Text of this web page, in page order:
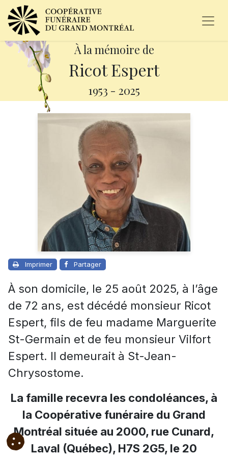
À la mémoire de
Ricot Espert
1953 - 2025
Imprimer Partager
À son domicile, le 25 août 2025, à l’âge
de 72 ans, est décédé monsieur Ricot
Espert, fils de feu madame Marguerite
St-Germain et de feu monsieur Vilfort
Espert. Il demeurait à St-Jean-
Chrysostome.
La famille recevra les condoléances, à
la Coopérative funéraire du Grand
Montréal située au 2000, rue Cunard,
Laval (Québec), H7S 2G5, le 20